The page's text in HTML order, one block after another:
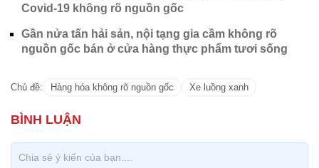
Covid-19 không rõ nguồn gốc
Gần nửa tấn hải sản, nội tạng gia cầm không rõ
nguồn gốc bán ở cửa hàng thực phẩm tươi sống
Chủ đề: Hàng hóa không rõ nguồn gốc Xe luồng xanh